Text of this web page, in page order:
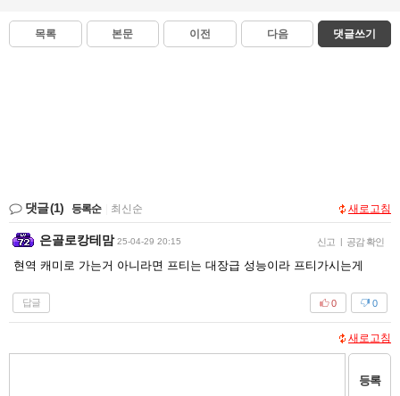
목록 본문 이전 다음 댓글쓰기
댓글(1) 등록순 최신순 새로고침
은골로캉테맘 25-04-29 20:15 신고 | 공감 확인
현역 캐미로 가는거 아니라면 프티는 대장급 성능이라 프티가시는게
답글 0
0
새로고침
등록